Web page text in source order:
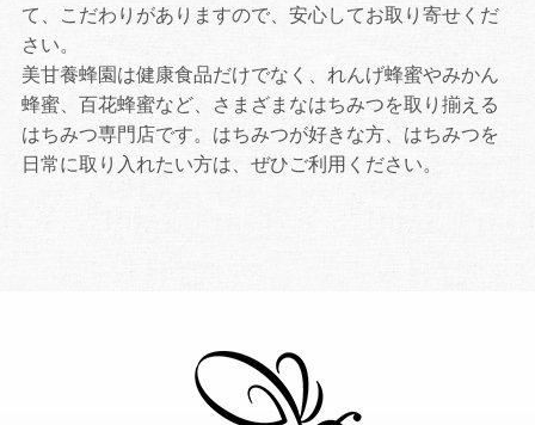
て、こだわりがありますので、安心してお取り寄せくだ
さい。
美甘養蜂園は健康食品だけでなく、れんげ蜂蜜やみかん
蜂蜜、百花蜂蜜など、さまざまなはちみつを取り揃える
はちみつ専門店です。はちみつが好きな方、はちみつを
日常に取り入れたい方は、ぜひご利用ください。